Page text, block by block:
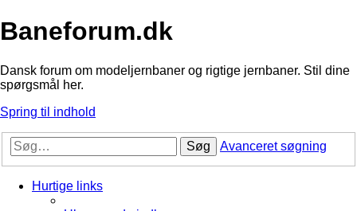
Baneforum.dk
Dansk forum om modeljernbaner og rigtige jernbaner. Stil dine
spørgsmål her.
Spring til indhold
Søg Avanceret søgning
Hurtige links